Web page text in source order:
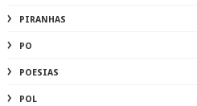
PIRANHAS
PO
POESIAS
POL